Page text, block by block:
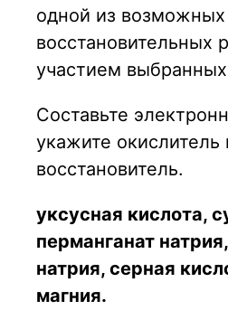
одной из
восстановительных
участием
Составьте
укажите окислитель
восстановитель.
уксусная кислота,
перманганат
натрия, серная
магния.